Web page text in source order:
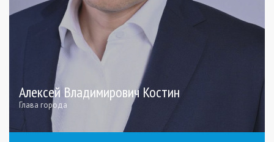
Алексей Владимирович Костин
Глава города